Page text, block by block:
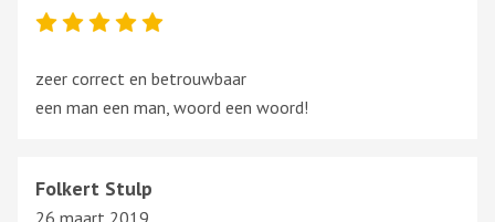
zeer correct en betrouwbaar
een man een man, woord een woord!
Folkert Stulp
26 maart 2019